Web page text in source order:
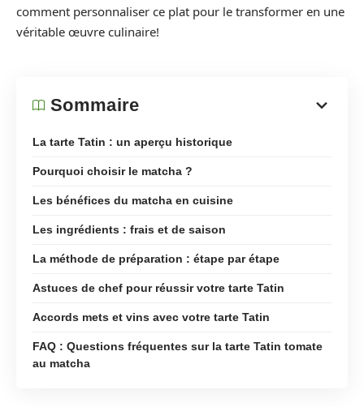
comment personnaliser ce plat pour le transformer en une
véritable œuvre culinaire!
Sommaire
La tarte Tatin : un aperçu historique
Pourquoi choisir le matcha ?
Les bénéfices du matcha en cuisine
Les ingrédients : frais et de saison
La méthode de préparation : étape par étape
Astuces de chef pour réussir votre tarte Tatin
Accords mets et vins avec votre tarte Tatin
FAQ : Questions fréquentes sur la tarte Tatin tomate
au matcha